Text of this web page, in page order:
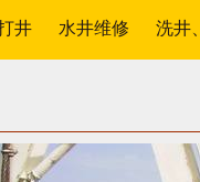
井 水井维修 洗井